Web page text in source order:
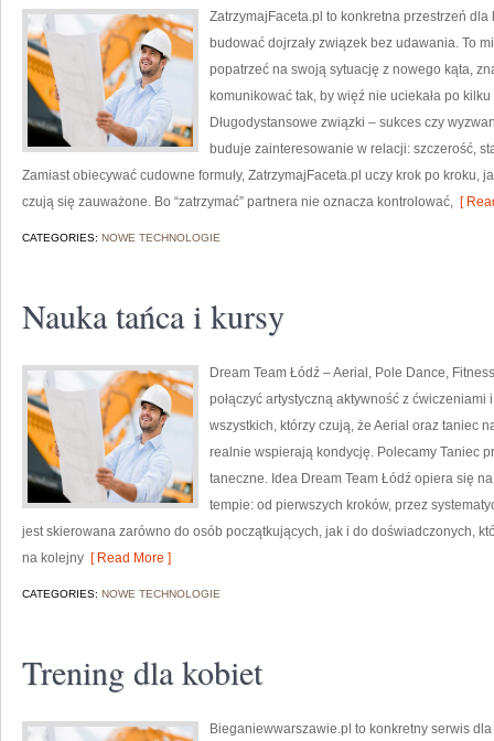
ZatrzymajFaceta.pl to konkretna przestrzeń
budować dojrzały związek bez udawania. To
popatrzeć na swoją sytuację z nowego kąta,
komunikować tak, by więź nie uciekała po
Długodystansowe związki – sukces czy
buduje zainteresowanie w relacji: szczerość,
Zamiast obiecywać cudowne formuły, ZatrzymajFaceta.pl uczy krok po kroku,
czują się zauważone. Bo “zatrzymać” partnera nie oznacza kontrolować, [
CATEGORIES: NOWE TECHNOLOGIE
Nauka tańca i kursy
Dream Team Łódź – Aerial, Pole Dance,
połączyć artystyczną aktywność z
wszystkich, którzy czują, że Aerial oraz taniec
realnie wspierają kondycję. Polecamy Taniec
taneczne. Idea Dream Team Łódź opiera się
tempie: od pierwszych kroków, przez
jest skierowana zarówno do osób początkujących, jak i do doświadczonych,
na kolejny [ Read More ]
CATEGORIES: NOWE TECHNOLOGIE
Trening dla kobiet
Bieganiewwarszawie.pl to konkretny serwis